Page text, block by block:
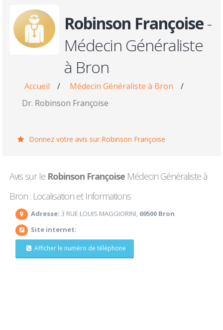
Robinson Françoise-
Médecin Généraliste
à Bron
Accueil / Médecin Généraliste à Bron
/
Dr. Robinson Françoise
Donnez votre avis sur Robinson Françoise
Avis sur le Robinson Françoise Médecin Généraliste à
Bron : Localisation et Informations
Adresse: 3 RUE LOUIS MAGGIORINI, 69500 Bron
Site internet:
Afficher le numéro de téléphone